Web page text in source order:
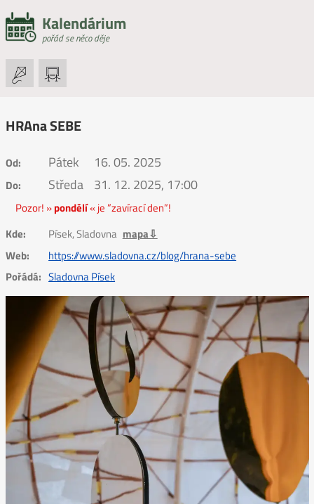
Kalendárium
pořád se něco děje
HRAna SEBE
Od: Pátek 16. 05. 2025
Do: Středa 31. 12. 2025, 17:00
Pozor! »pondělí« je ”zavírací den”!
Kde:
Písek, Sladovna mapa⇩
Web:
https://www.sladovna.cz/blog/hrana-sebe
Pořádá: Sladovna Písek